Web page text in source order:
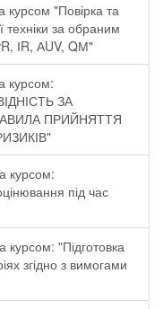
курсом "Повірка та
техніки за обраним
ІR, АUV, QМ"
курсом:
ЗА
ПРИЙНЯТТЯ
курсом:
під час
курсом: "Підготовка
згідно з вимогами